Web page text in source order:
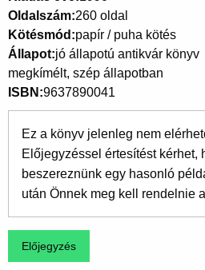
Oldalszám 260 oldal
Kötésmód papír / puha kötés
Állapot jó állapotú antikvár könyv
megkímélt, szép állapotban
ISBN 9637890041
Ez a könyv jelenleg nem
Előjegyzéssel értesítést kérhet,
beszereznünk egy hasonló
után Önnek meg kell rendelnie